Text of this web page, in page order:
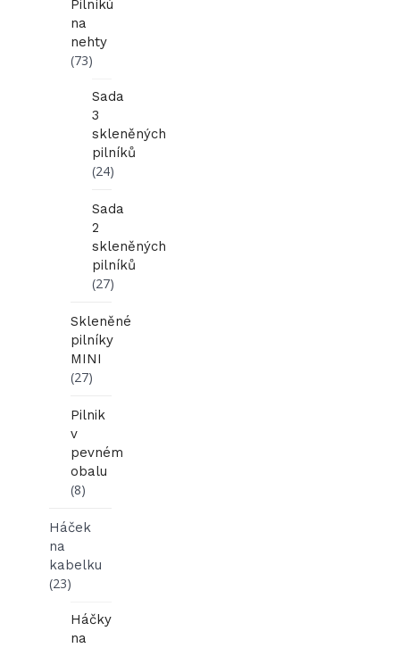
Pilníkú
na
nehty
(73)
Sada
3
skleněných
pilníků
(24)
Sada
2
skleněných
pilníků
(27)
Skleněné
pilníky
MINI
(27)
Pilnik
v
pevném
obalu
(8)
Háček
na
kabelku
(23)
Háčky
na